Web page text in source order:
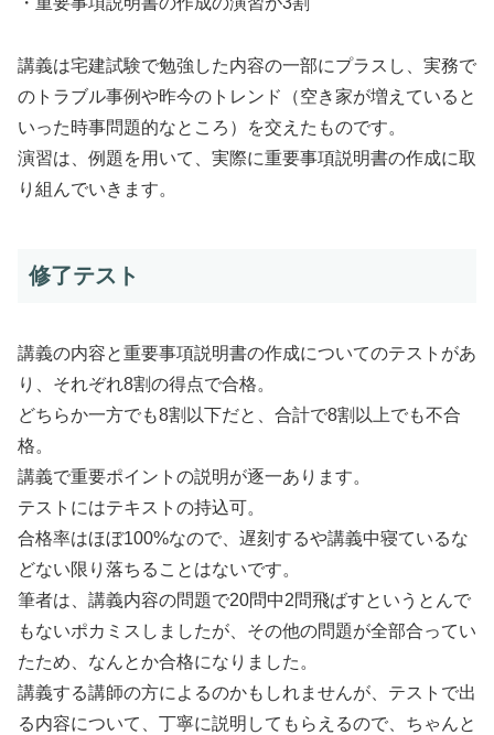
講義は宅建試験で勉強した内容の一部にプラスし、実務で
のトラブル事例や昨今のトレンド（空き家が増えていると
いった時事問題的なところ）を交えたものです。
演習は、例題を用いて、実際に重要事項説明書の作成に取
り組んでいきます。
修了テスト
講義の内容と重要事項説明書の作成についてのテストがあ
り、それぞれ8割の得点で合格。
どちらか一方でも8割以下だと、合計で8割以上でも不合
格。
講義で重要ポイントの説明が逐一あります。
テストにはテキストの持込可。
合格率はほぼ100%なので、遅刻するや講義中寝ているな
どない限り落ちることはないです。
筆者は、講義内容の問題で20問中2問飛ばすというとんで
もないポカミスしましたが、その他の問題が全部合ってい
たため、なんとか合格になりました。
講義する講師の方によるのかもしれませんが、テストで出
る内容について、丁寧に説明してもらえるので、ちゃんと